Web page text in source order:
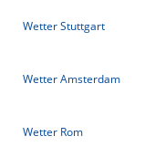
Wetter Stuttgart
Wetter Amsterdam
Wetter Rom